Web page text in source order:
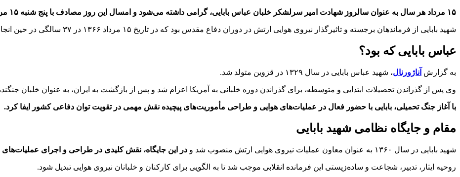
۱۵ مرداد هر سال به عنوان سالروز شهادت امیر سرلشکر خلبان عباس بابایی، گرامی داشته می‌شود و امسال این روز مصادف با پنج شنبه ۱۵ مرداد ۱۴۰۵ است.
شهید بابایی از فرماندهان برجسته و تاثیرگذار نیروی هوایی ارتش در دوران دفاع مقدس بود که در تاریخ ۱۵ مرداد ۱۳۶۶ در ۳۷ سالگی در حین انجام مأموریت در منطقه عملیاتی به شهادت رسید.
عباس بابایی که بود؟
به گزارش آناژورنال، شهید عباس بابایی در سال ۱۳۲۹ در قزوین متولد شد.
وی پس از گذراندن تحصیلات ابتدایی و متوسطه، برای گذراندن دوره خلبانی به آمریکا اعزام شد و پس از بازگشت به ایران، به عنوان خلبان جنگنده اف-۵ مشغول به
با آغاز جنگ تحمیلی، بابایی با حضور فعال در عملیات‌های هوایی و طراحی مأموریت‌های پیچیده نقش مهمی در تقویت توان دفاعی کشور ایفا کرد.
مقام و جایگاه نظامی شهید بابایی
شهید بابایی در سال ۱۳۶۰ به عنوان معاون عملیات نیروی هوایی ارتش منصوب شد و در این جایگاه، نقش کلیدی در طراحی و اجرای
روحیه ایثار، تدبیر، شجاعت و ساده‌زیستی این فرمانده انقلابی موجب شد تا به الگویی برای کارکنان و خلبانان نیروی هوایی تبدیل شود.